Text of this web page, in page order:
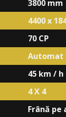
3800 mm
4400 x
70 CP
Automat
45 km / h
4 X 4
Frână pe